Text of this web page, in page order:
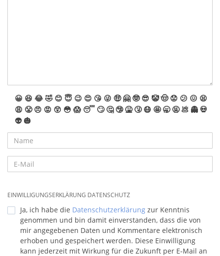
😀 😆 😂🤣 😊 😇 😉 😍 😘 😜 🤑 🤗 🤓 😎 🤡🤠 😟 😕 😖 😫
😩 😤 😠 😡 😲 😳 😱 😴 🙄 🤔 🤥 🤮 🤧 😷 🤩 🥱 🤬 💩 👻 💀
👽 🎃
EINWILLIGUNGSERKLÄRUNG DATENSCHUTZ
Ja, ich habe die Datenschutzerklärung zur Kenntnis
genommen und bin damit einverstanden, dass die von
mir angegebenen Daten und Kommentare elektronisch
erhoben und gespeichert werden. Diese Einwilligung
kann jederzeit mit Wirkung für die Zukunft per E-Mail an